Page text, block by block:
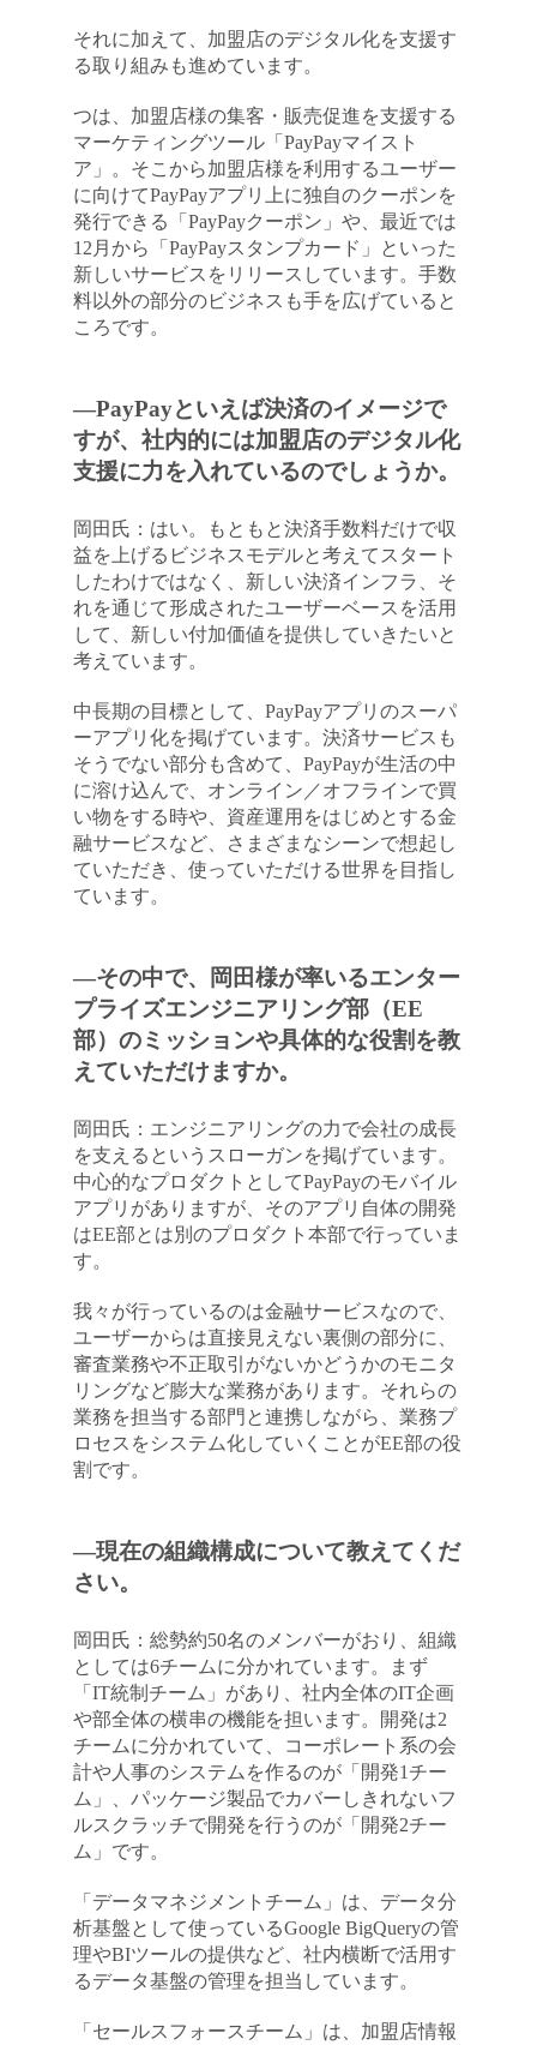
それに加えて、加盟店のデジタル化を支援す
る取り組みも進めています。
つは、加盟店様の集客・販売促進を支援する
マーケティングツール「PayPayマイスト
ア」。そこから加盟店様を利用するユーザー
に向けてPayPayアプリ上に独自のクーポンを
発行できる「PayPayクーポン」や、最近では
12月から「PayPayスタンプカード」といった
新しいサービスをリリースしています。手数
料以外の部分のビジネスも手を広げていると
ころです。
―PayPayといえば決済のイメージで
すが、社内的には加盟店のデジタル化
支援に力を入れているのでしょうか。
岡田氏：はい。もともと決済手数料だけで収
益を上げるビジネスモデルと考えてスタート
したわけではなく、新しい決済インフラ、そ
れを通じて形成されたユーザーベースを活用
して、新しい付加価値を提供していきたいと
考えています。
中長期の目標として、PayPayアプリのスーパ
ーアプリ化を掲げています。決済サービスも
そうでない部分も含めて、PayPayが生活の中
に溶け込んで、オンライン／オフラインで買
い物をする時や、資産運用をはじめとする金
融サービスなど、さまざまなシーンで想起し
ていただき、使っていただける世界を目指し
ています。
―その中で、岡田様が率いるエンター
プライズエンジニアリング部（EE
部）のミッションや具体的な役割を教
えていただけますか。
岡田氏：エンジニアリングの力で会社の成長
を支えるというスローガンを掲げています。
中心的なプロダクトとしてPayPayのモバイル
アプリがありますが、そのアプリ自体の開発
はEE部とは別のプロダクト本部で行っていま
す。
我々が行っているのは金融サービスなので、
ユーザーからは直接見えない裏側の部分に、
審査業務や不正取引がないかどうかのモニタ
リングなど膨大な業務があります。それらの
業務を担当する部門と連携しながら、業務プ
ロセスをシステム化していくことがEE部の役
割です。
―現在の組織構成について教えてくだ
さい。
岡田氏：総勢約50名のメンバーがおり、組織
としては6チームに分かれています。まず
「IT統制チーム」があり、社内全体のIT企画
や部全体の横串の機能を担います。開発は2
チームに分かれていて、コーポレート系の会
計や人事のシステムを作るのが「開発1チー
ム」、パッケージ製品でカバーしきれないフ
ルスクラッチで開発を行うのが「開発2チー
ム」です。
「データマネジメントチーム」は、データ分
析基盤として使っているGoogle BigQueryの管
理やBIツールの提供など、社内横断で活用す
るデータ基盤の管理を担当しています。
「セールスフォースチーム」は、加盟店情報